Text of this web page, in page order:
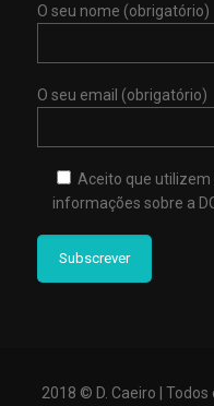
O seu nome (obrigatório)
O seu email (obrigatório)
Aceito que utilizem
informações sobre a
2018 © D. Caeiro |